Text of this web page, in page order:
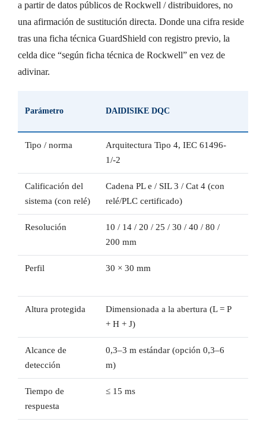
a partir de datos públicos de Rockwell / distribuidores, no
una afirmación de sustitución directa. Donde una cifra reside
tras una ficha técnica GuardShield con registro previo, la
celda dice “según ficha técnica de Rockwell” en vez de
adivinar.
Parámetro DAIDISIKE DQC
Tipo / norma
Arquitectura Tipo 4, IEC 61496-
1/-2
Calificación del
sistema (con relé)
Cadena PL e / SIL 3 / Cat 4 (con
relé/PLC certificado)
Resolución
10 / 14 / 20 / 25 / 30 / 40 / 80 /
200 mm
Perfil 30 × 30 mm
Altura protegida
Dimensionada a la abertura (L = P
+ H + J)
Alcance de
detección
0,3–3 m estándar (opción 0,3–6
m)
Tiempo de
respuesta
≤ 15 ms